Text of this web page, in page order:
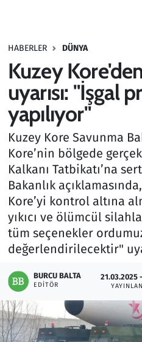
HABERLER DÜNYA
Kuzey
uyarısı: "İşgal
yapılıyor"
Kuzey Kore Savunma
Kore’nin bölgede
Kalkanı Tatbikatı’na
Bakanlık
Kore’yi kontrol altına
yıkıcı ve ölümcül
tüm seçenekler
değerlendirilecektir"
BURCU BALTA
EDITÖR
21.03.2025
Haber
Kültür Sanat
Kurumsal Haberler
Lezzet Durağı
Memur ve Kamu
Otomobil
Oyun
Ramazan
Resmi İlanlar
Rüya Tabirleri